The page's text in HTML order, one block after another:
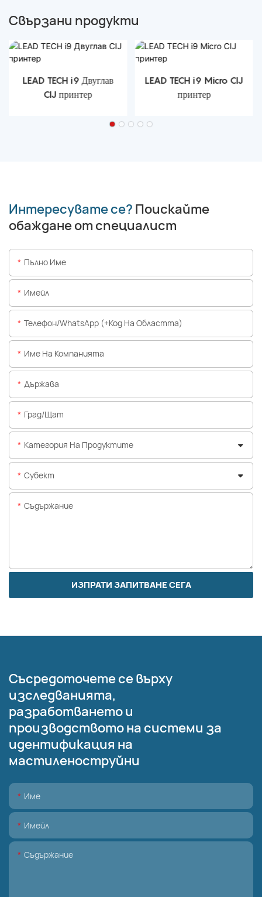
Свързани продукти
LEAD TECH i9 Двуглав
CIJ принтер
LEAD TECH i9 Micro CIJ
принтер
Интересувате се? Поискайте
обаждане от специалист
Пълно Име
Имейл
Телефон/WhatsApp (+Код На Областта)
Име На Компанията
Държава
Град/щат
Категория На Продуктите
Субект
Съдържание
ИЗПРАТИ ЗАПИТВАНЕ СЕГА
Съсредоточете се върху
изследванията,
разработването и
производството на системи за
идентификация на
мастиленоструйни
Име
Имейл
Съдържание